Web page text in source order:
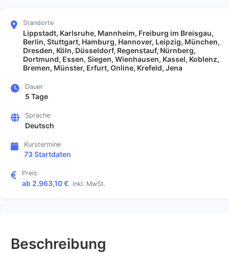
Standorte
Lippstadt, Karlsruhe, Mannheim, Freiburg im Breisgau,
Berlin, Stuttgart, Hamburg, Hannover, Leipzig, München,
Dresden, Köln, Düsseldorf, Regenstauf, Nürnberg,
Dortmund, Essen, Siegen, Wienhausen, Kassel, Koblenz,
Bremen, Münster, Erfurt, Online, Krefeld, Jena
Dauer
5 Tage
Sprache
Deutsch
Kurstermine
73 Startdaten
Preis
ab 2.963,10 € inkl. MwSt.
Beschreibung